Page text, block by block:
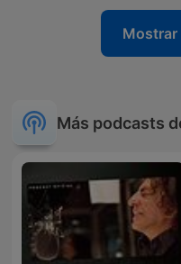
Mostrar
Más podcasts